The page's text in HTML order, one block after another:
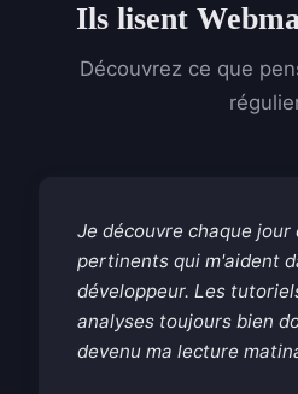
Ils lisent
Découvrez ce que
Je découvre chaque
pertinents qui m'aident
développeur. Les
analyses toujours bien
devenu ma lecture